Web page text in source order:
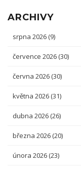
ARCHIVY
srpna 2026 (9)
července 2026 (30)
června 2026 (30)
května 2026 (31)
dubna 2026 (26)
března 2026 (20)
února 2026 (23)